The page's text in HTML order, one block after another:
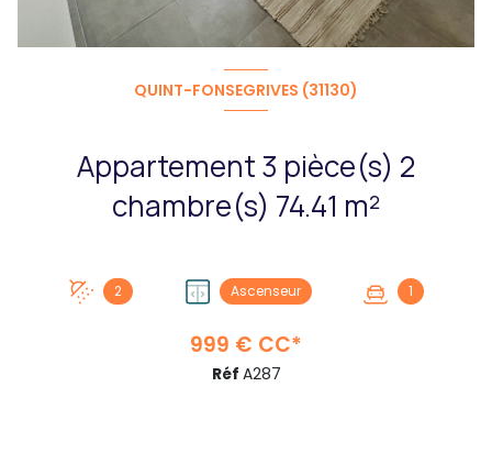
QUINT-FONSEGRIVES (31130)
Appartement 3 pièce(s) 2
chambre(s) 74.41 m²
2 Ascenseur 1
999 € CC*
Réf A287